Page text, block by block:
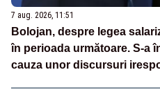
7 aug. 2026, 11:51
Bolojan, despre legea
în perioada următoare. S-a
cauza unor discursuri